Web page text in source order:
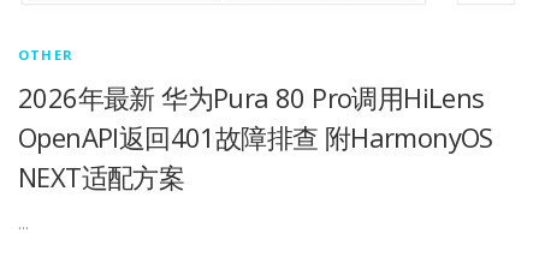
OTHER
2026年最新 华为Pura 80 Pro调用HiLens
OpenAPI返回401故障排查 附HarmonyOS
NEXT适配方案
…